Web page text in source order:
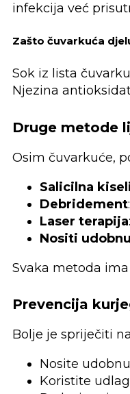
infekcija već
Zašto čuvarkuća
Sok iz lista
Njezina
Druge metode
Osim čuvarkuće,
Salicilna
Debridement
Laser terapija
Nositi
Svaka metoda
Prevencija
Bolje je spriječiti
Nosite
Koristite